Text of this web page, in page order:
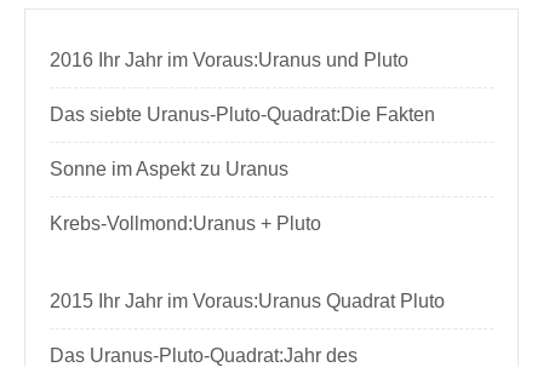
2016 Ihr Jahr im Voraus:Uranus und Pluto
Das siebte Uranus-Pluto-Quadrat:Die Fakten
Sonne im Aspekt zu Uranus
Krebs-Vollmond:Uranus + Pluto
2015 Ihr Jahr im Voraus:Uranus Quadrat Pluto
Das Uranus-Pluto-Quadrat:Jahr des